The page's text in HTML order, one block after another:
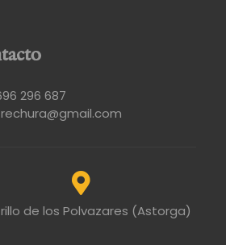
296 687
de los Polvazares (Astorga)